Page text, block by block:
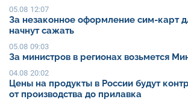
05.08 12:07
За незаконное оформление сим-карт
начнут сажать
05.08 09:03
За министров в регионах возьмется
04.08 20:02
Цены на продукты в России будут
от производства до прилавка